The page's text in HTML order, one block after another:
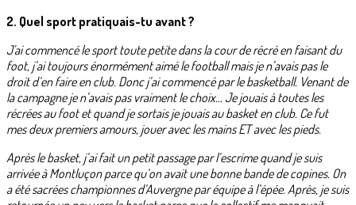
2. Quel sport pratiquais-tu avant ?
J'ai commencé le sport toute petite dans la cour de récré en faisant du
foot, j’ai toujours énormément aimé le football mais je n’avais pas le
droit d’en faire en club. Donc j’ai commencé par le basketball. Venant de
la campagne je n’avais pas vraiment le choix… Je jouais à toutes les
récrées au foot et quand je sortais je jouais au basket en club. Ce fut
mes deux premiers amours, jouer avec les mains ET avec les pieds.
Après le basket, j’ai fait un petit passage par l’escrime quand je suis
arrivée à Montluçon parce qu’on avait une bonne bande de copines. On
a été sacrées championnes d’Auvergne par équipe à l’épée. Après, je suis